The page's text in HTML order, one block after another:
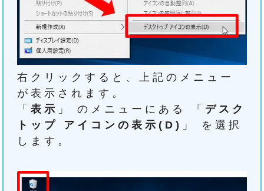
右クリックすると、上記のメニュー
が表示されます。
「表示 」 のメニューにある 「 デスク
トップ アイコンの表示(D) 」 を選択
します。